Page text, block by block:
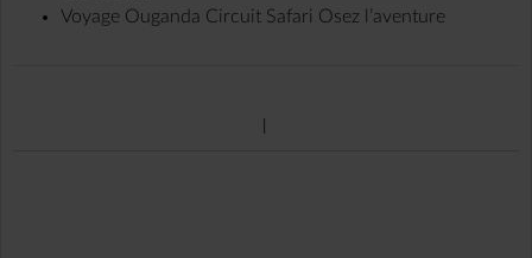
Voyage Ouganda Circuit Safari Osez l’aventure